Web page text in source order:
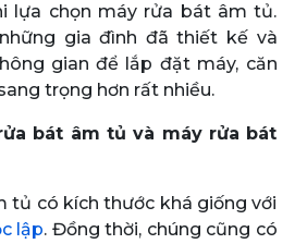
lựa chọn máy rửa bát âm tủ.
gia đình đã thiết kế và
gian để lắp đặt máy, căn
trọng hơn rất nhiều.
bát âm tủ và máy rửa bát
tủ có kích thước khá giống với
lập. Đồng thời, chúng cũng có